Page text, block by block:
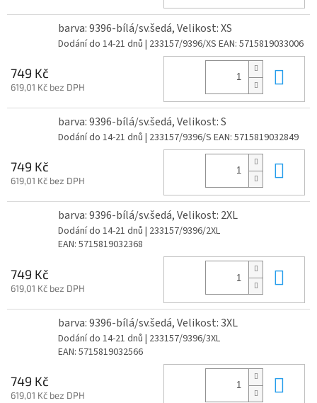
barva: 9396-bílá/sv.šedá, Velikost: XS
Dodání do 14-21 dnů | 233157/9396/XS EAN: 5715819033006
749 Kč
619,01 Kč bez DPH
barva: 9396-bílá/sv.šedá, Velikost: S
Dodání do 14-21 dnů | 233157/9396/S EAN: 5715819032849
749 Kč
619,01 Kč bez DPH
barva: 9396-bílá/sv.šedá, Velikost: 2XL
Dodání do 14-21 dnů | 233157/9396/2XL
EAN: 5715819032368
749 Kč
619,01 Kč bez DPH
barva: 9396-bílá/sv.šedá, Velikost: 3XL
Dodání do 14-21 dnů | 233157/9396/3XL
EAN: 5715819032566
749 Kč
619,01 Kč bez DPH